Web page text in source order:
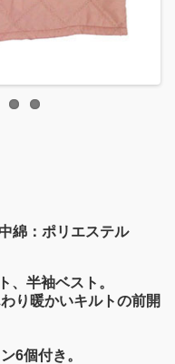
綿：ポリエステル
、半袖ベスト。
り暖かいキルトの前開
6個付き。